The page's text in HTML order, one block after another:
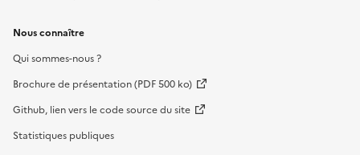
Nous connaître
Qui sommes-nous ?
Brochure de présentation (PDF 500 ko)
Github, lien vers le code source du site
Statistiques publiques